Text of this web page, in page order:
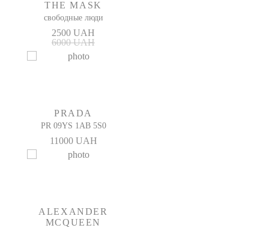
THE MASK
свободные люди
2500 UAH
6000 UAH
PRADA
PR 09YS 1AB 5S0
11000 UAH
ALEXANDER
MCQUEEN